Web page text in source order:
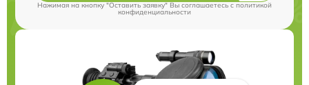
Нажимая на кнопку "Оставить заявку" Вы соглашаетесь cполитикой
конфиденциальности